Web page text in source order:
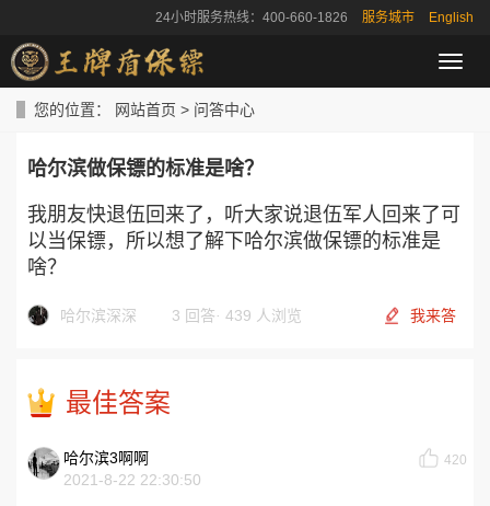
24小时服务热线：400-660-1826 服务城市 English
导
航
您的位置： 网站首页 > 问答中心
哈尔滨做保镖的标准是啥？
我朋友快退伍回来了，听大家说退伍军人回来了可
以当保镖，所以想了解下哈尔滨做保镖的标准是
啥？
哈尔滨深深 3 回答· 439 人浏览 我来答
最佳答案
哈尔滨3啊啊
2021-8-22 22:30:50
420